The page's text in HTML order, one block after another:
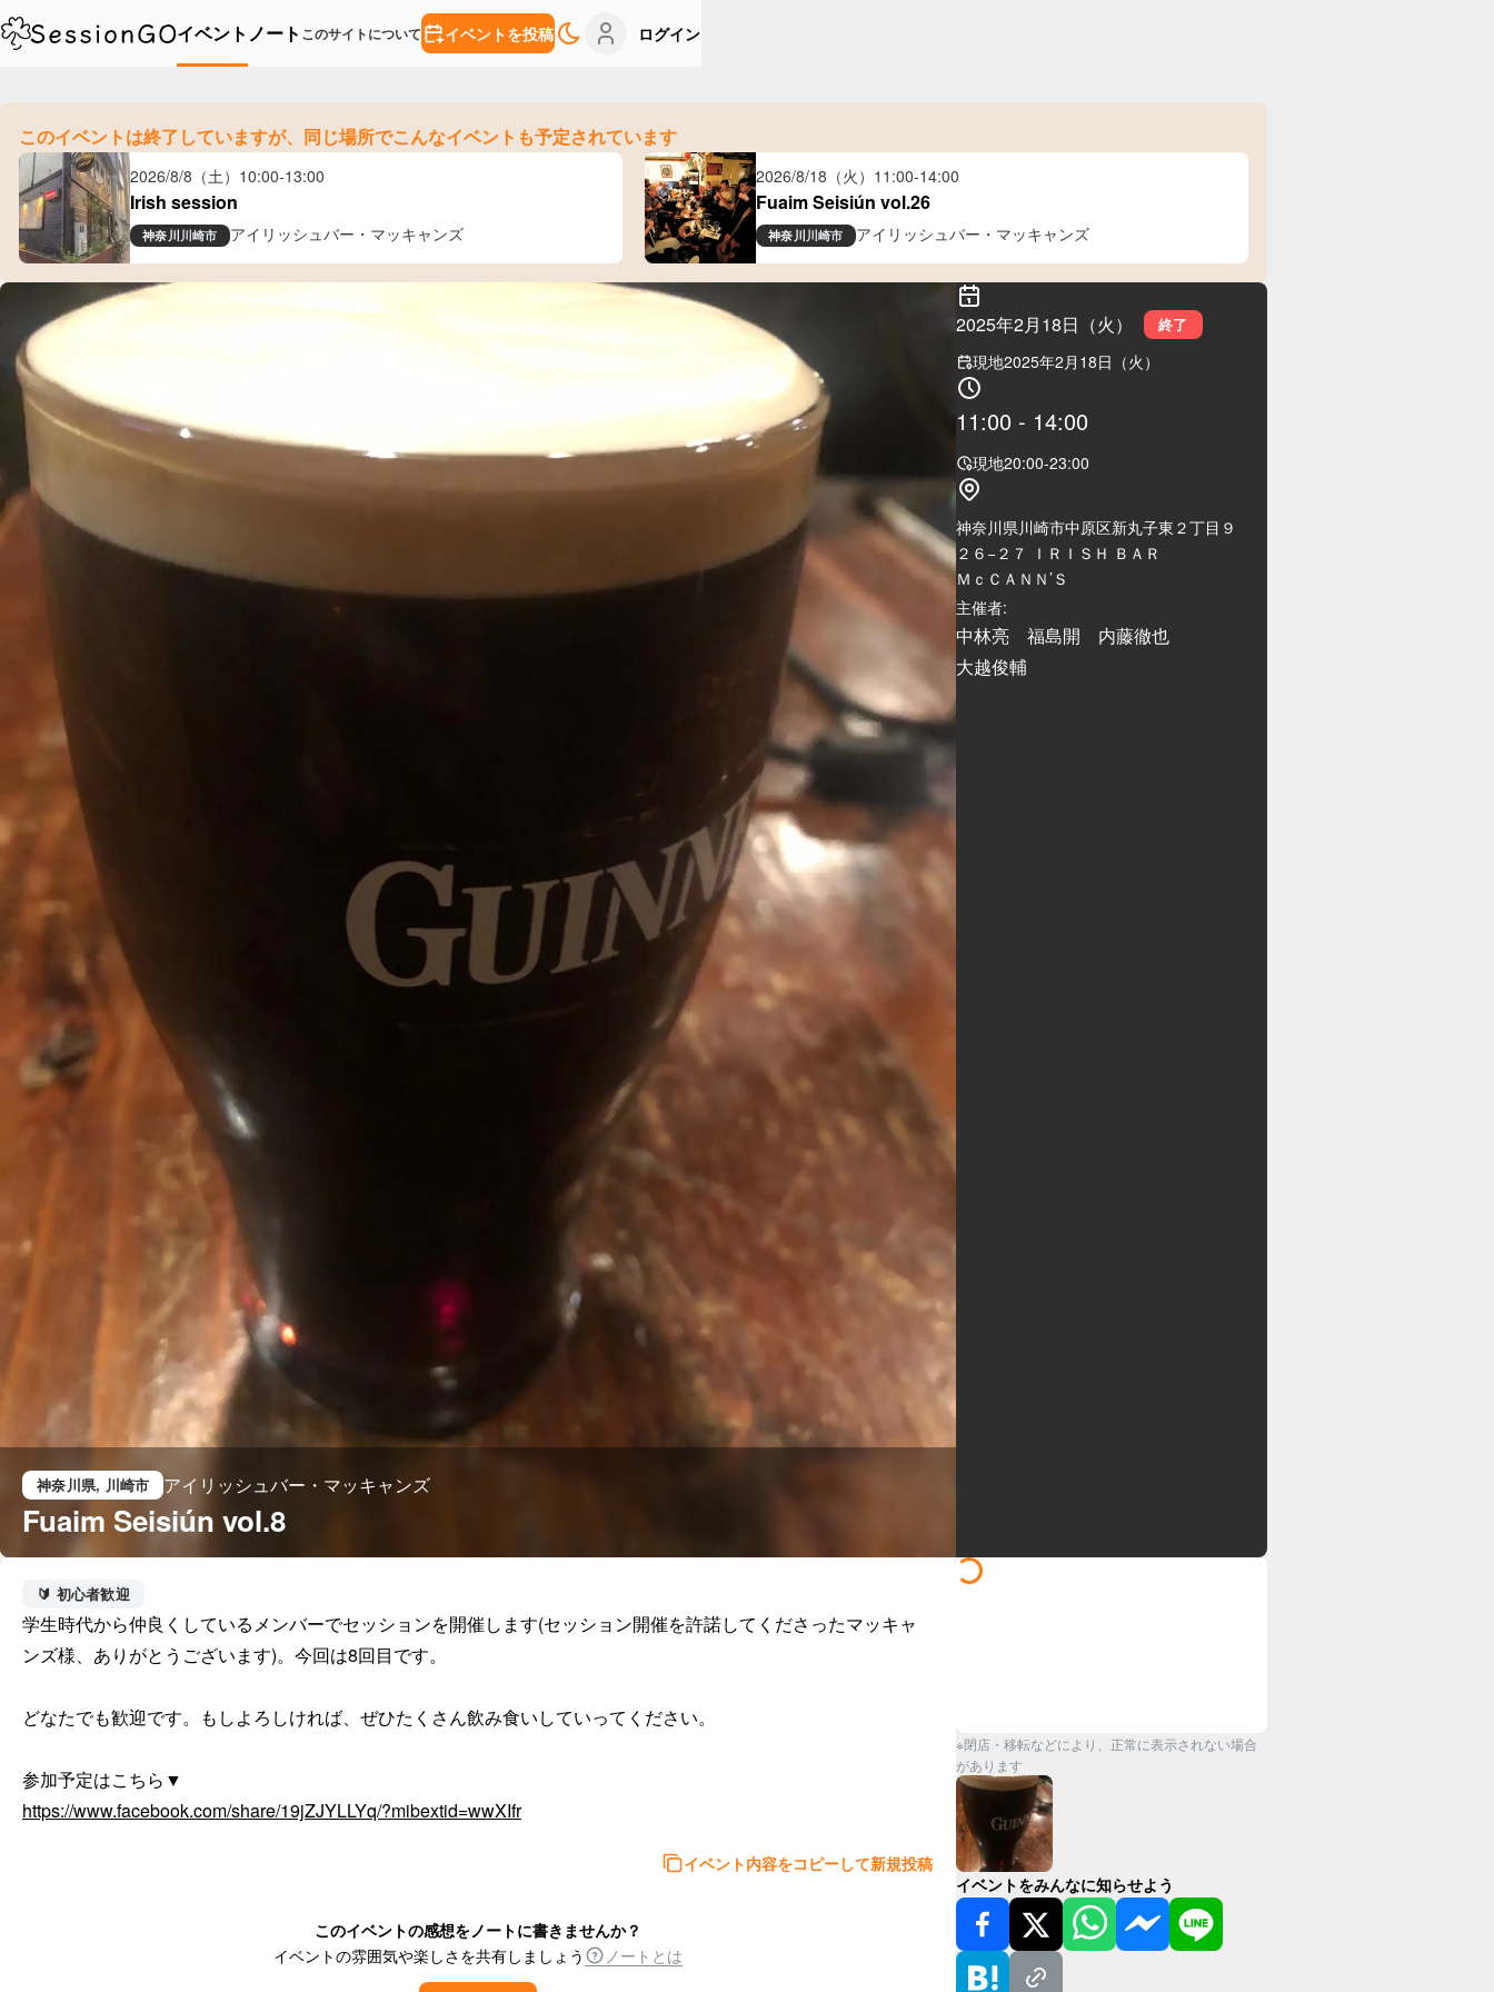
イベント ノート このサイトについて イベントを投稿 ログイン
このイベントは終了していますが、 同じ場所でこんなイベントも予定されています
2026/8/8（土） 10:00-13:00
Irish session
神奈川川崎市 アイリッシュバー・マッキャンズ
2026/8/18（火） 11:00-14:00
Fuaim Seisiún vol.26
神奈川川崎市 アイリッシュバー・マッキャンズ
神奈川県, 川崎市 アイリッシュバー・マッキャンズ
Fuaim Seisiún vol.8
2025年2月18日（火） 終了
現地2025年2月18日（火）
11:00 - 14:00
現地20:00-23:00
神奈川県川崎市中原区新丸子東２丁目９
２６−２７ ＩＲＩＳＨ ＢＡＲ
ＭｃＣＡＮＮ’Ｓ
主催者:
中林亮 福島開 内藤徹也
大越俊輔
🔰 初心者歓迎
学生時代から仲良くしているメンバーでセッションを開催します(セッション開催を許諾してくださったマッキャ
ンズ様、ありがとうございます)。今回は8回目です。
どなたでも歓迎です。もしよろしければ、ぜひたくさん飲み食いしていってください。
https://www.facebook.com/share/19jZJYLLYq/?mibextid=wwXIfr
イベント内容をコピーして新規投稿
このイベントの感想をノートに書きませんか？
イベントの雰囲気や楽しさを共有しましょう
ノートとは
※閉店・移転などにより、正常に表示されない場合
があります
イベントをみんなに知らせよう